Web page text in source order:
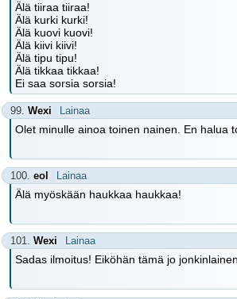
Älä tiiraa tiiraa!
Älä kurki kurki!
Älä kuovi kuovi!
Älä kiivi kiivi!
Älä tipu tipu!
Älä tikkaa tikkaa!
Ei saa sorsia sorsia!
99. Wexi Lainaa
Olet minulle ainoa toinen nainen. En halua
100. eol Lainaa
Älä myöskään haukkaa haukkaa!
101. Wexi Lainaa
Sadas ilmoitus! Eiköhän tämä jo